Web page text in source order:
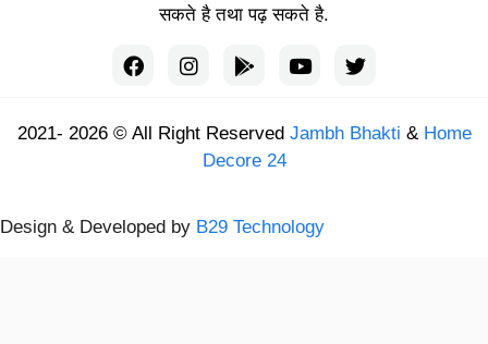
सकते है तथा पढ़ सकते है.
2021- 2026 © All Right Reserved Jambh Bhakti & Home
Decore 24
Design & Developed by B29 Technology